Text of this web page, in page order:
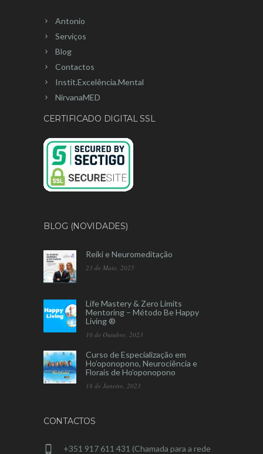
Antonio
Serviços
Blog
Contactos
Instit.Excelência.Mental
NirvanaMED
CERTIFICADO DIGITAL SSL
BLOG (NOVIDADES)
Reiki e Neuromeditação
23 de Maio, 2025
Life Mastery & Zero Limits
Mentoring – Método Be Happy
Living ®
10 de Outubro, 2023
Curso de Especialização em
Ho’oponopono, Neurociência e
Florais de Ho’oponopono
18 de Janeiro, 2023
CONTACTOS
+351 917 611 431 (Chamada para a rede